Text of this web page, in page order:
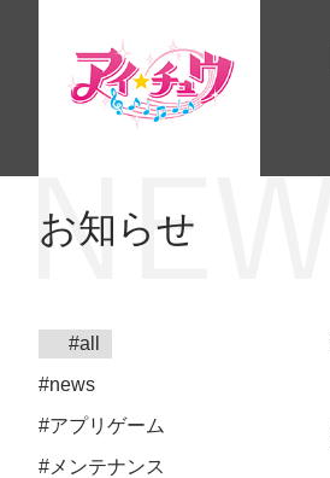
お知らせ
#all
#news
#アプリゲーム
#メンテナンス